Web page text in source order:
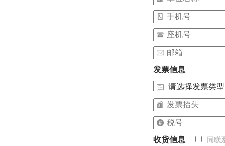
发票信息
收货信息 同联